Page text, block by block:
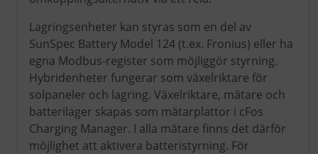
Lagringsenheter kan styras som en del av
SunSpec Battery Model 124 (t.ex. Fronius) eller ha
egna Modbus-register som möjliggör styrning.
Hybridenheter fungerar som växelriktare för
solpaneler och lagring. Växelriktare, mätare och
batterilager skapas som mätarplattor i cFos
Charging Manager. I alla mätare finns det därför
möjlighet att aktivera batteristyrning. För